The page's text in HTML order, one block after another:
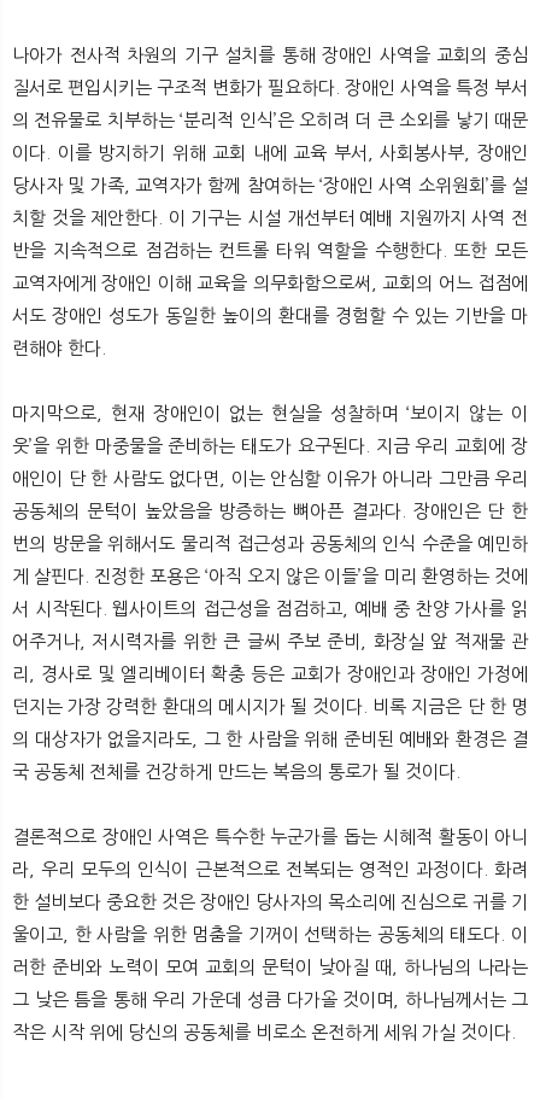
나아가 전사적 차원의 기구 설치를 통해 장애인 사역을 교회의 중심
질서로 편입시키는 구조적 변화가 필요하다. 장애인 사역을 특정 부서
의 전유물로 치부하는 ‘분리적 인식’은 오히려 더 큰 소외를 낳기 때문
이다. 이를 방지하기 위해 교회 내에 교육 부서, 사회봉사부, 장애인
당사자 및 가족, 교역자가 함께 참여하는 ‘장애인 사역 소위원회’를 설
치할 것을 제안한다. 이 기구는 시설 개선부터 예배 지원까지 사역 전
반을 지속적으로 점검하는 컨트롤 타워 역할을 수행한다. 또한 모든
교역자에게 장애인 이해 교육을 의무화함으로써, 교회의 어느 접점에
서도 장애인 성도가 동일한 높이의 환대를 경험할 수 있는 기반을 마
련해야 한다.
마지막으로, 현재 장애인이 없는 현실을 성찰하며 ‘보이지 않는 이
웃’을 위한 마중물을 준비하는 태도가 요구된다. 지금 우리 교회에 장
애인이 단 한 사람도 없다면, 이는 안심할 이유가 아니라 그만큼 우리
공동체의 문턱이 높았음을 방증하는 뼈아픈 결과다. 장애인은 단 한
번의 방문을 위해서도 물리적 접근성과 공동체의 인식 수준을 예민하
게 살핀다. 진정한 포용은 ‘아직 오지 않은 이들’을 미리 환영하는 것에
서 시작된다. 웹사이트의 접근성을 점검하고, 예배 중 찬양 가사를 읽
어주거나, 저시력자를 위한 큰 글씨 주보 준비, 화장실 앞 적재물 관
리, 경사로 및 엘리베이터 확충 등은 교회가 장애인과 장애인 가정에
던지는 가장 강력한 환대의 메시지가 될 것이다. 비록 지금은 단 한 명
의 대상자가 없을지라도, 그 한 사람을 위해 준비된 예배와 환경은 결
국 공동체 전체를 건강하게 만드는 복음의 통로가 될 것이다.
결론적으로 장애인 사역은 특수한 누군가를 돕는 시혜적 활동이 아니
라, 우리 모두의 인식이 근본적으로 전복되는 영적인 과정이다. 화려
한 설비보다 중요한 것은 장애인 당사자의 목소리에 진심으로 귀를 기
울이고, 한 사람을 위한 멈춤을 기꺼이 선택하는 공동체의 태도다. 이
러한 준비와 노력이 모여 교회의 문턱이 낮아질 때, 하나님의 나라는
그 낮은 틈을 통해 우리 가운데 성큼 다가올 것이며, 하나님께서는 그
작은 시작 위에 당신의 공동체를 비로소 온전하게 세워 가실 것이다.